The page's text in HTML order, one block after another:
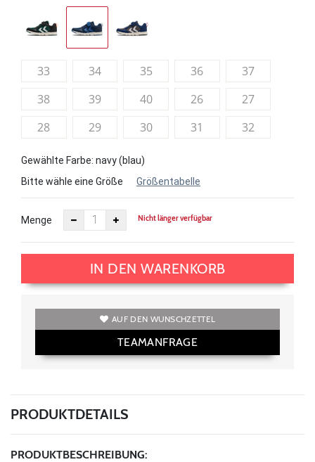
33 34 35 36
37
38
39 40 26
27
28
29 30 31 32
Gewählte Farbe: navy (blau)
Bitte wähle eine Größe
Größentabelle
Menge Nicht länger verfügbar
IN DEN WARENKORB
AUF DEN WUNSCHZETTEL
TEAMANFRAGE
PRODUKTDETAILS
PRODUKTBESCHREIBUNG: